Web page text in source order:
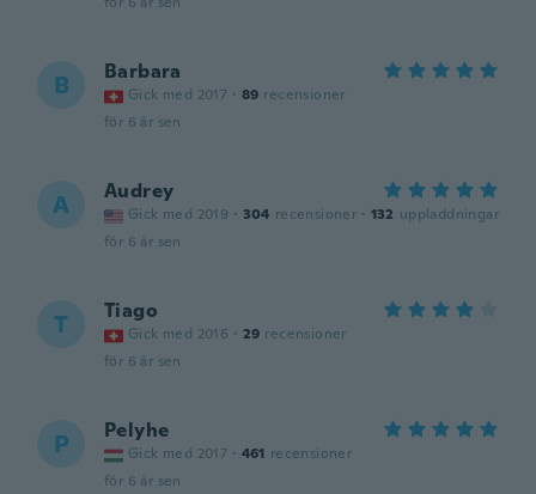
B Barbara
Gick med 2017 · 89 recensioner
för 6 år sen
A Audrey
Gick med 2019 · 304 recensioner · 132 uppladdningar
för 6 år sen
T Tiago
Gick med 2016 · 29 recensioner
för 6 år sen
P Pelyhe
Gick med 2017 · 461 recensioner
för 6 år sen